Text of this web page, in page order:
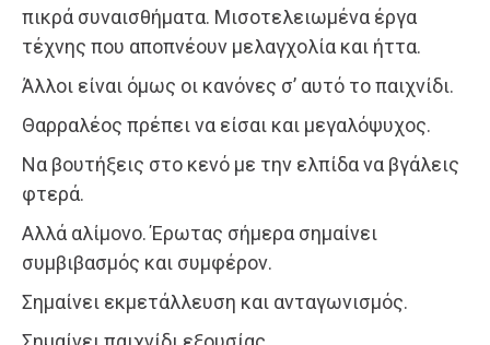
πικρά συναισθήματα. Μισοτελειωμένα έργα
τέχνης που αποπνέουν μελαγχολία και ήττα.
Άλλοι είναι όμως οι κανόνες σ’ αυτό το παιχνίδι.
Θαρραλέος πρέπει να είσαι και μεγαλόψυχος.
Να βουτήξεις στο κενό με την ελπίδα να βγάλεις
φτερά.
Αλλά αλίμονο. Έρωτας σήμερα σημαίνει
συμβιβασμός και συμφέρον.
Σημαίνει εκμετάλλευση και ανταγωνισμός.